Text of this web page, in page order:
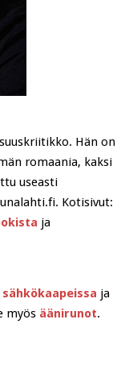
Hän on
romaania, kaksi
useasti
Kotisivut:
ja
ja
myös äänirunot.